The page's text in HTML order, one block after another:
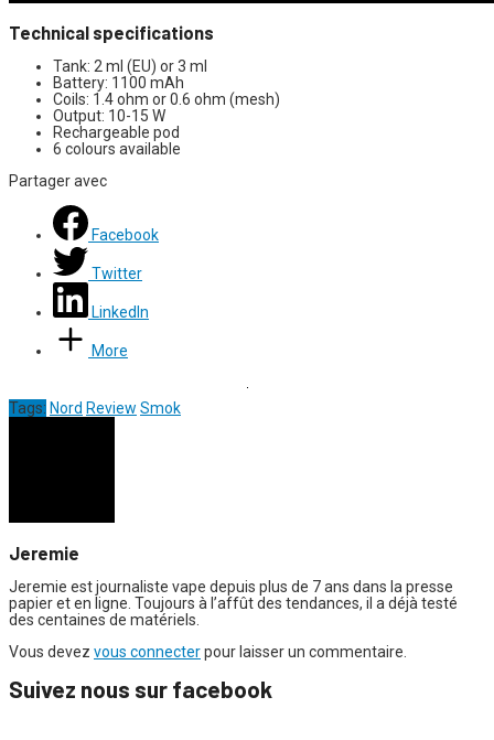
Technical specifications
Tank: 2 ml (EU) or 3 ml
Battery: 1100 mAh
Coils: 1.4 ohm or 0.6 ohm (mesh)
Output: 10-15 W
Rechargeable pod
6 colours available
Partager avec
Facebook
Twitter
LinkedIn
More
Tags: Nord Review Smok
Jeremie
Jeremie est journaliste vape depuis plus de 7 ans dans la presse
papier et en ligne. Toujours à l’affût des tendances, il a déjà testé
des centaines de matériels.
Vous devez vous connecterpour laisser un commentaire.
Suivez nous sur facebook